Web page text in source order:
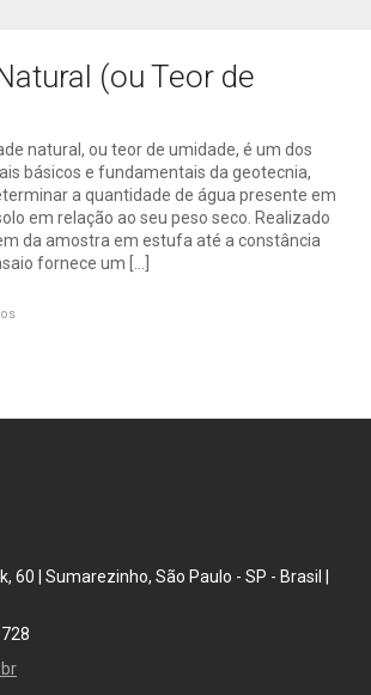
(ou Teor de
natural, ou teor de umidade, é um dos
básicos e fundamentais da geotecnia,
a quantidade de água presente em
em relação ao seu peso seco. Realizado
da amostra em estufa até a constância
fornece um […]
60 | Sumarezinho, São Paulo - SP - Brasil |